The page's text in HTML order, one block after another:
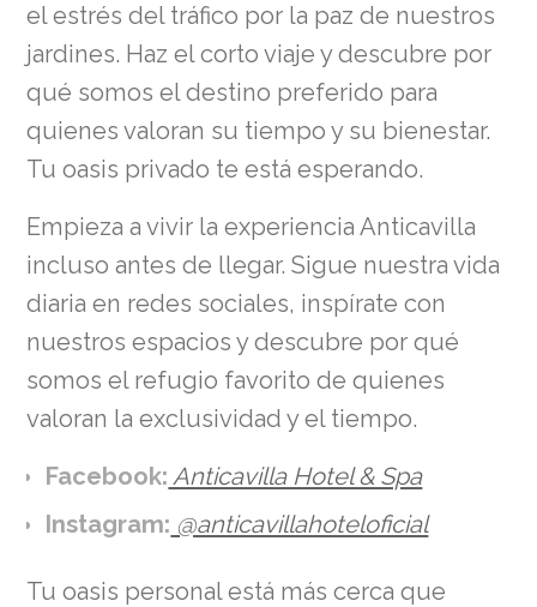
el estrés del tráfico por la paz de nuestros
jardines. Haz el corto viaje y descubre por
qué somos el destino preferido para
quienes valoran su tiempo y su bienestar.
Tu oasis privado te está esperando.
Empieza a vivir la experiencia Anticavilla
incluso antes de llegar. Sigue nuestra vida
diaria en redes sociales, inspírate con
nuestros espacios y descubre por qué
somos el refugio favorito de quienes
valoran la exclusividad y el tiempo.
Facebook: Anticavilla Hotel & Spa
Instagram: @anticavillahoteloficial
Tu oasis personal está más cerca que